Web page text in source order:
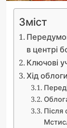
Зміст
в центрі
Ключові
Хід
Після